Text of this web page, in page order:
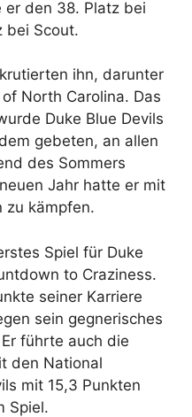
er den 38. Platz bei
bei Scout.
ihn, darunter
North Carolina. Das
Duke Blue Devils
gebeten, an allen
des Sommers
Jahr hatte er mit
zu kämpfen.
Spiel für Duke
to Craziness.
seiner Karriere
sein gegnerisches
führte auch die
den National
mit 15,3 Punkten
Spiel.